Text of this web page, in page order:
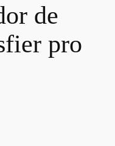
de
pro